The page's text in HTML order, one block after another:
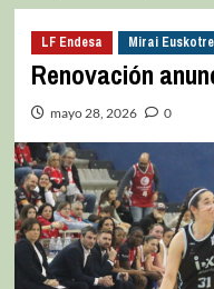
LF Endesa Mirai
Renovación
mayo 28, 2026 0